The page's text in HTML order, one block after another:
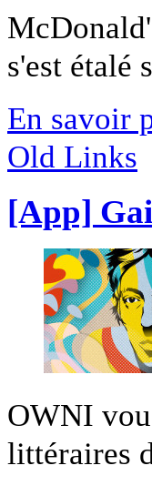
s'est étalé
En savoir
Old Links
[App]
OWNI
littéraires